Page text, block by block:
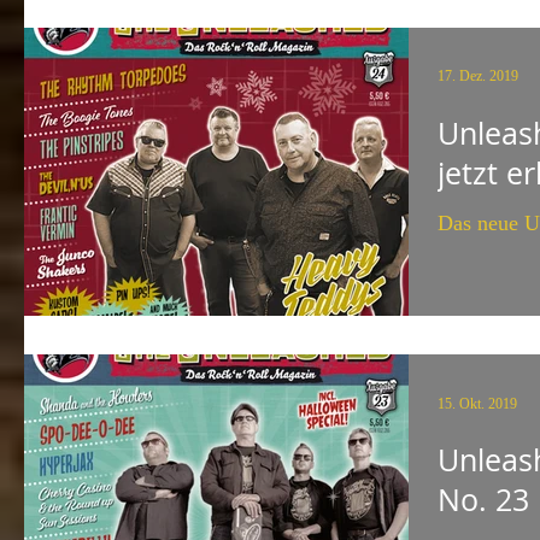
jetzt
Das neue
17. Dez. 2019
No. 23
15. Okt. 2019